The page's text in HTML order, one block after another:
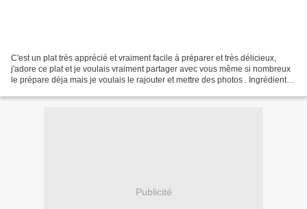
C'est un plat très apprécié et vraiment facile à préparer et très délicieux,
j'adore ce plat et je voulais vraiment partager avec vous même si nombreux
le prépare déja mais je voulais le rajouter et mettre des photos . Ingrédients (
Publicité